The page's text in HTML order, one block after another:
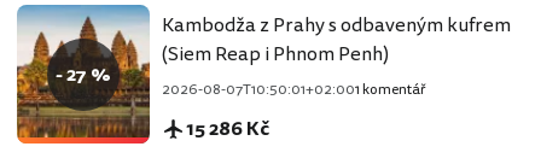
- 27 %
Kambodža z Prahy s odbaveným kufrem
(Siem Reap i Phnom Penh)
2026-08-07T10:50:01+02:001 komentář
15 286 Kč